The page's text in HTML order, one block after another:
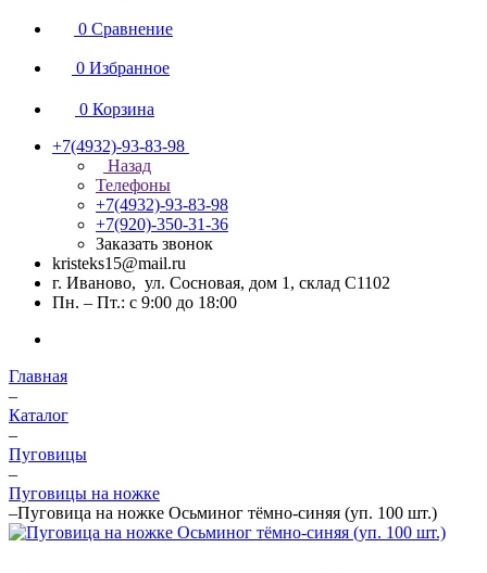
0 Сравнение
0 Избранное
0 Корзина
+7(4932)-93-83-98
Назад
Телефоны
+7(4932)-93-83-98
+7(920)-350-31-36
Заказать звонок
kristeks15@mail.ru
г. Иваново, ул. Сосновая, дом 1, склад С1102
Пн. – Пт.: с 9:00 до 18:00
Главная
–
Каталог
–
Пуговицы
–
Пуговицы на ножке
–Пуговица на ножке Осьминог тёмно-синяя (уп. 100 шт.)